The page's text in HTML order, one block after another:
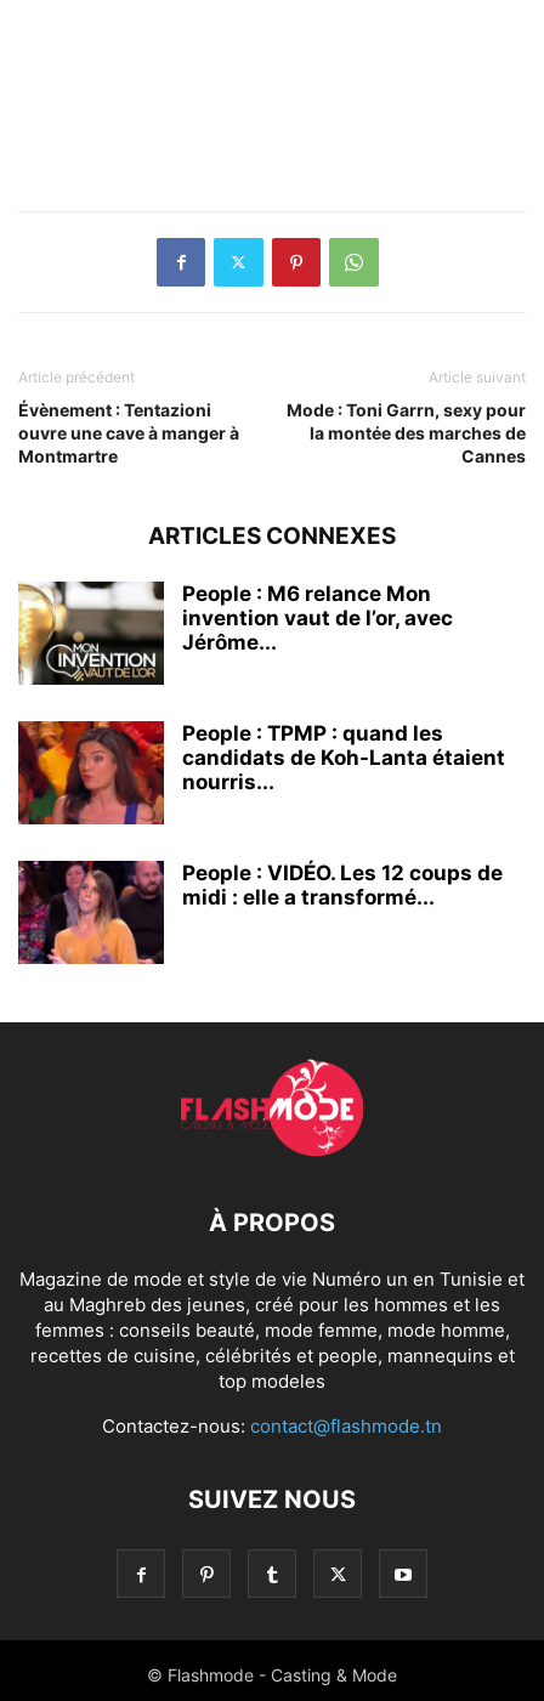
Article précédent
Évènement : Tentazioni
ouvre une cave à manger à
Montmartre
Article suivant
Mode : Toni Garrn, sexy pour
la montée des marches de
Cannes
ARTICLES CONNEXES
People : M6 relance Mon
invention vaut de l’or, avec
Jérôme...
People : TPMP : quand les
candidats de Koh-Lanta étaient
nourris...
People : VIDÉO. Les 12 coups de
midi : elle a transformé...
À PROPOS
Magazine de mode et style de vie Numéro un en Tunisie et
au Maghreb des jeunes, créé pour les hommes et les
femmes : conseils beauté, mode femme, mode homme,
recettes de cuisine, célébrités et people, mannequins et
top modeles
Contactez-nous: contact@flashmode.tn
SUIVEZ NOUS
© Flashmode - Casting & Mode